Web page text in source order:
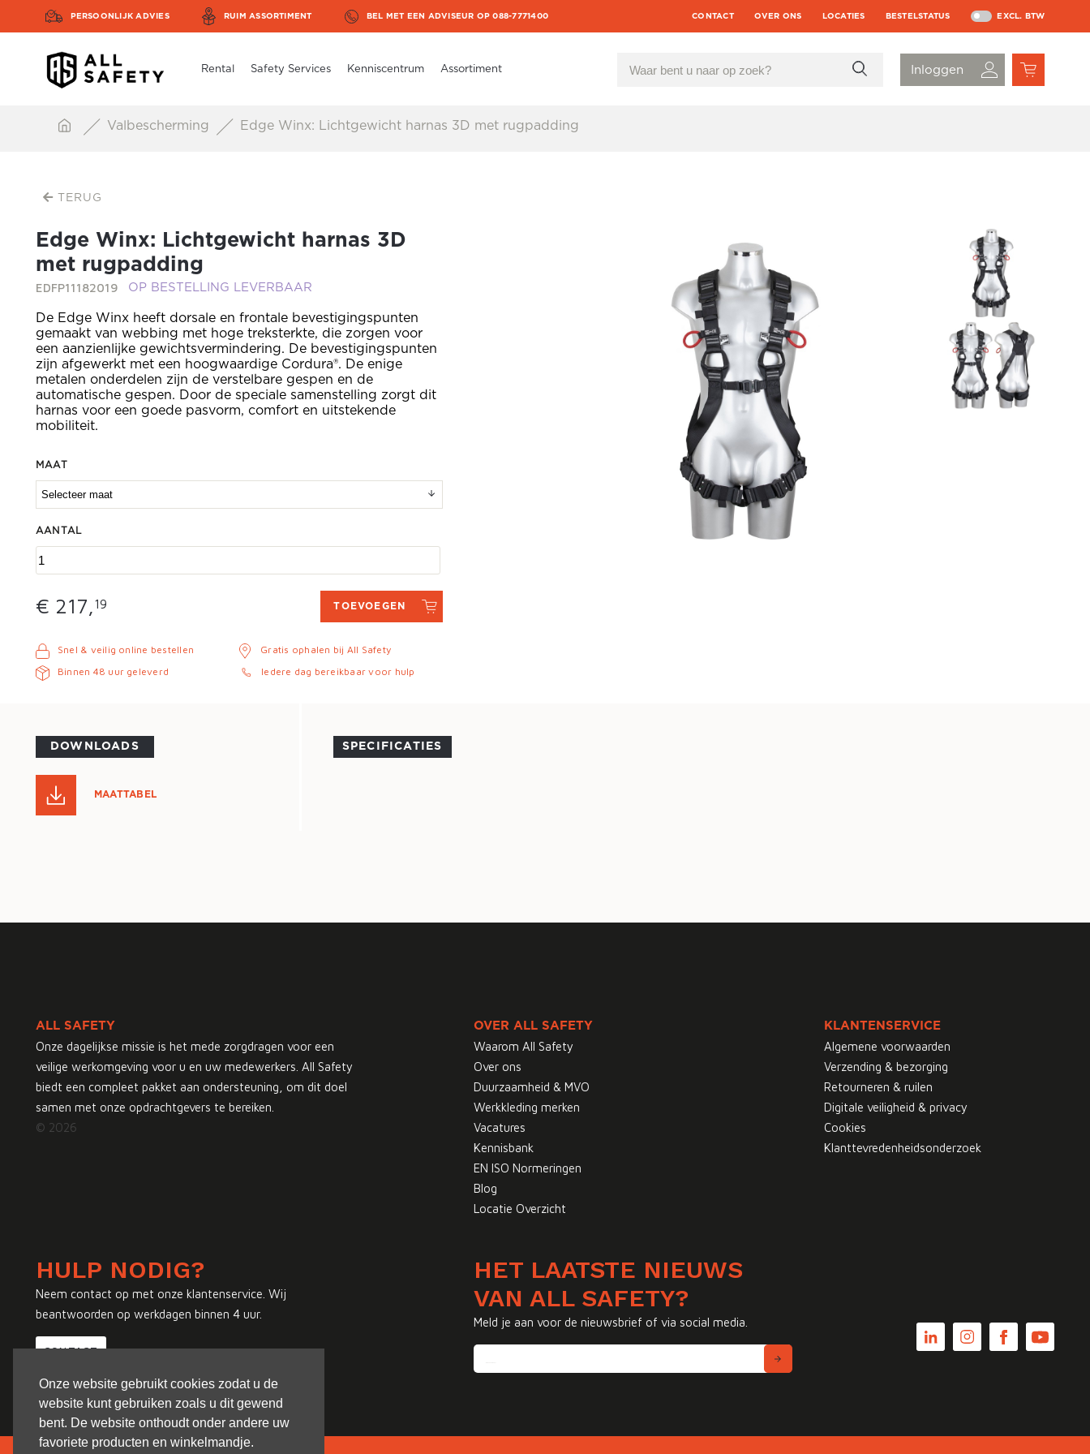
Onze website gebruikt cookies zodat u de
website kunt gebruiken zoals u dit gewend
bent. De website onthoudt onder andere uw
favoriete producten en winkelmandje.
PERSOONLIJK ADVIES RUIM ASSORTIMENT BEL MET EEN ADVISEUR OP 088-7771400 CONTACT OVER ONS LOCATIES BESTELSTATUS EXCL. BTW
Rental Safety Services Kenniscentrum Assortiment
Valbescherming Edge Winx: Lichtgewicht harnas 3D met rugpadding
TERUG
Edge Winx: Lichtgewicht harnas 3D
met rugpadding
EDFP11182019 OP BESTELLING LEVERBAAR
De Edge Winx heeft dorsale en frontale bevestigingspunten
gemaakt van webbing met hoge treksterkte, die zorgen voor
een aanzienlijke gewichtsvermindering. De bevestigingspunten
zijn afgewerkt met een hoogwaardige Cordura®. De enige
metalen onderdelen zijn de verstelbare gespen en de
automatische gespen. Door de speciale samenstelling zorgt dit
harnas voor een goede pasvorm, comfort en uitstekende
mobiliteit.
MAAT
AANTAL
€ 217,19 TOEVOEGEN
Snel & veilig online bestellen
Binnen 48 uur geleverd
Gratis ophalen bij All Safety
Iedere dag bereikbaar voor hulp
DOWNLOADS
MAATTABEL
SPECIFICATIES
ALL SAFETY
Onze dagelijkse missie is het mede zorgdragen voor een
veilige werkomgeving voor u en uw medewerkers. All Safety
biedt een compleet pakket aan ondersteuning, om dit doel
samen met onze opdrachtgevers te bereiken.
© 2026
OVER ALL SAFETY
Waarom All Safety
Over ons
Duurzaamheid & MVO
Werkkleding merken
Vacatures
Kennisbank
EN ISO Normeringen
Blog
Locatie Overzicht
KLANTENSERVICE
Algemene voorwaarden
Verzending & bezorging
Retourneren & ruilen
Digitale veiligheid & privacy
Cookies
Klanttevredenheidsonderzoek
HULP NODIG?
Neem contact op met onze klantenservice. Wij
beantwoorden op werkdagen binnen 4 uur.
CONTACT
HET LAATSTE NIEUWS
VAN ALL SAFETY?
Meld je aan voor de nieuwsbrief of via social media.